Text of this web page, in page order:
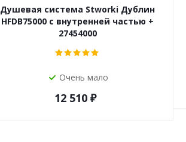
Душевая система Stworki Дублин
HFDB75000 с внутренней частью +
27454000
Очень мало
12 510 ₽